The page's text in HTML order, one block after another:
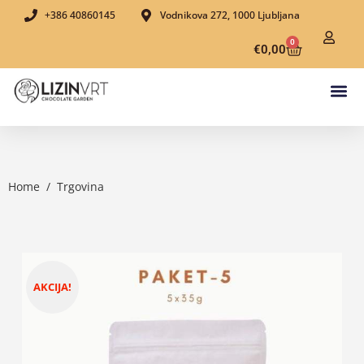
+386 40860145 Vodnikova 272, 1000 Ljubljana
€0,00 0
Home / Trgovina
AKCIJA!